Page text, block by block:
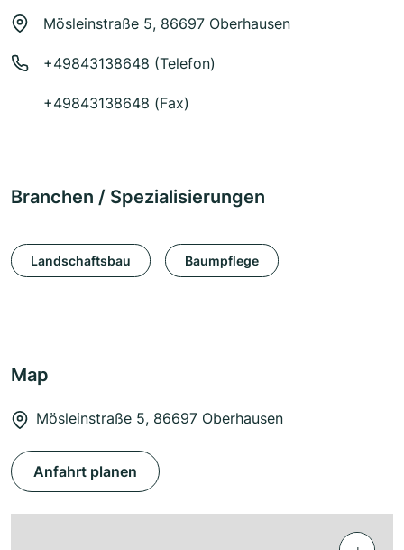
Mösleinstraße 5, 86697 Oberhausen
+49843138648 (Telefon)
+49843138648 (Fax)
Branchen / Spezialisierungen
Landschaftsbau Baumpflege
Map
Mösleinstraße 5, 86697 Oberhausen
Anfahrt planen